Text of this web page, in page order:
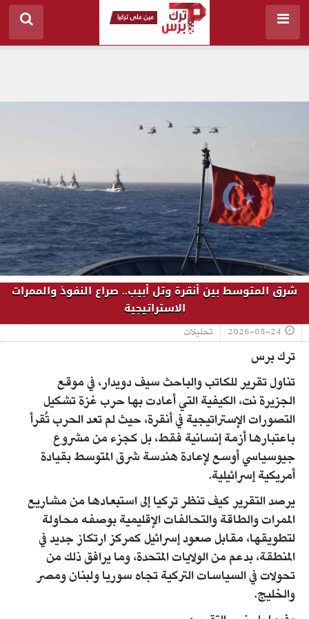
شرق المتوسط بين أنقرة وتل أبيب.. صراع النفوذ والممرات
الاستراتيجية
2026-05-24 تحليلات
ترك برس
تناول تقرير للكاتب والباحث سيف دويدار، في موقع
الجزيرة نت، الكيفية التي أعادت بها حرب غزة تشكيل
التصورات الإستراتيجية في أنقرة، حيث لم تعد الحرب تُقرأ
باعتبارها أزمة إنسانية فقط، بل كجزء من مشروع
جيوسياسي أوسع لإعادة هندسة شرق المتوسط بقيادة
أمريكية إسرائيلية.
يرصد التقرير كيف تنظر تركيا إلى استبعادها من مشاريع
الممرات والطاقة والتحالفات الإقليمية بوصفه محاولة
لتطويقها، مقابل صعود إسرائيل كمركز ارتكاز جديد في
المنطقة، بدعم من الولايات المتحدة، وما يرافق ذلك من
تحولات في السياسات التركية تجاه سوريا ولبنان ومصر
والخليج.